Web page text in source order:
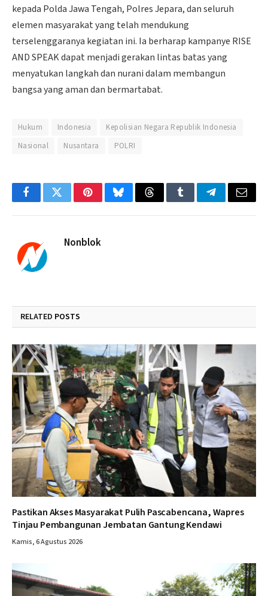
kepada Polda Jawa Tengah, Polres Jepara, dan seluruh
elemen masyarakat yang telah mendukung
terselenggaranya kegiatan ini. Ia berharap kampanye RISE
AND SPEAK dapat menjadi gerakan lintas batas yang
menyatukan langkah dan nurani dalam membangun
bangsa yang aman dan bermartabat.
Hukum Indonesia
Kepolisian Negara Republik Indonesia
Nasional
Nusantara POLRI
FacebookTwitterPinterestBlueskyThreadsTumblrTelegramEmail
Nonblok
RELATED POSTS
Pastikan Akses Masyarakat Pulih Pascabencana, Wapres
Tinjau Pembangunan Jembatan Gantung Kendawi
Kamis, 6 Agustus 2026